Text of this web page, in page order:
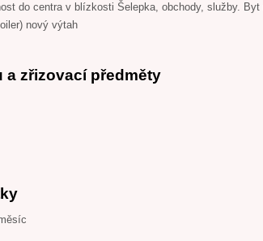
do centra v blízkosti Šelepka, obchody, služby. Byt
nový výtah
a zřizovací předměty